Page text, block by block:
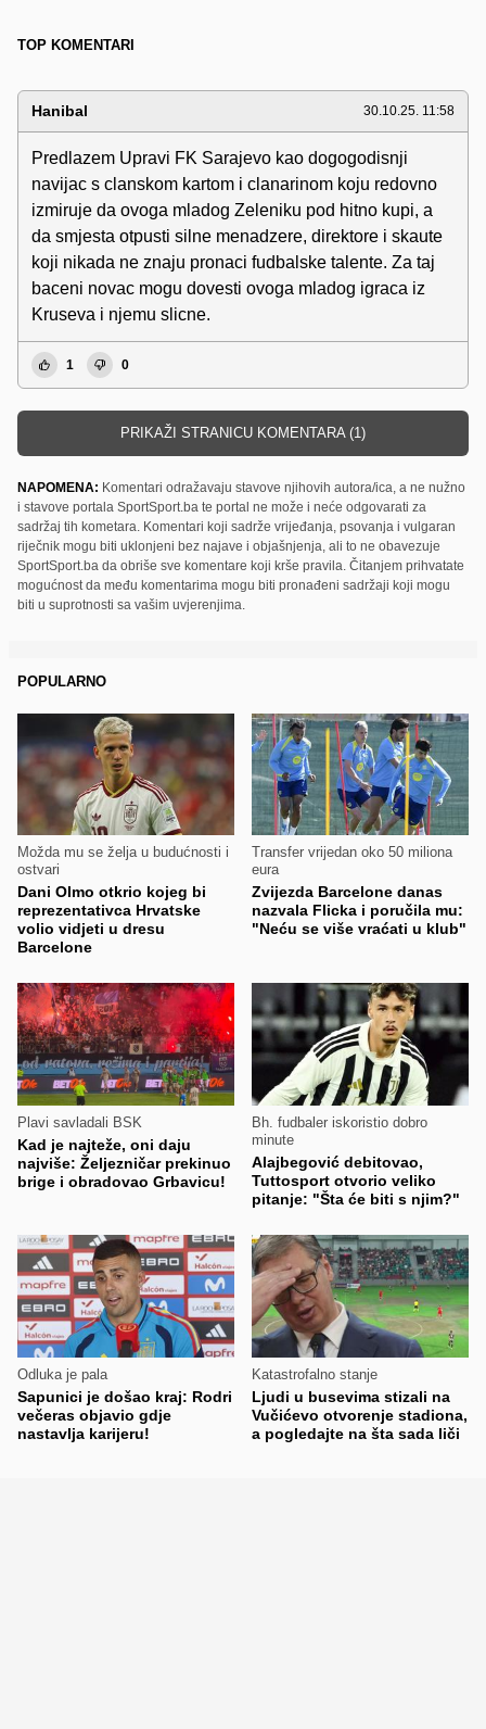
TOP KOMENTARI
Hanibal 30.10.25. 11:58
Predlazem Upravi FK Sarajevo kao dogogodisnji
navijac s clanskom kartom i clanarinom koju redovno
izmiruje da ovoga mladog Zeleniku pod hitno kupi, a
da smjesta otpusti silne menadzere, direktore i skaute
koji nikada ne znaju pronaci fudbalske talente. Za taj
baceni novac mogu dovesti ovoga mladog igraca iz
Kruseva i njemu slicne.
1 0
PRIKAŽI STRANICU KOMENTARA (1)
NAPOMENA: Komentari odražavaju stavove njihovih autora/ica, a ne nužno
i stavove portala SportSport.ba te portal ne može i neće odgovarati za
sadržaj tih kometara. Komentari koji sadrže vrijeđanja, psovanja i vulgaran
riječnik mogu biti uklonjeni bez najave i objašnjenja, ali to ne obavezuje
SportSport.ba da obriše sve komentare koji krše pravila. Čitanjem prihvatate
mogućnost da među komentarima mogu biti pronađeni sadržaji koji mogu
biti u suprotnosti sa vašim uvjerenjima.
POPULARNO
Možda mu se želja u budućnosti i
ostvari
Dani Olmo otkrio kojeg bi
reprezentativca Hrvatske
volio vidjeti u dresu
Barcelone
Transfer vrijedan oko 50 miliona
eura
Zvijezda Barcelone danas
nazvala Flicka i poručila mu:
"Neću se više vraćati u klub"
Plavi savladali BSK
Kad je najteže, oni daju
najviše: Željezničar prekinuo
brige i obradovao Grbavicu!
Bh. fudbaler iskoristio dobro
minute
Alajbegović debitovao,
Tuttosport otvorio veliko
pitanje: "Šta će biti s njim?"
Odluka je pala
Sapunici je došao kraj: Rodri
večeras objavio gdje
nastavlja karijeru!
Katastrofalno stanje
Ljudi u busevima stizali na
Vučićevo otvorenje stadiona,
a pogledajte na šta sada liči